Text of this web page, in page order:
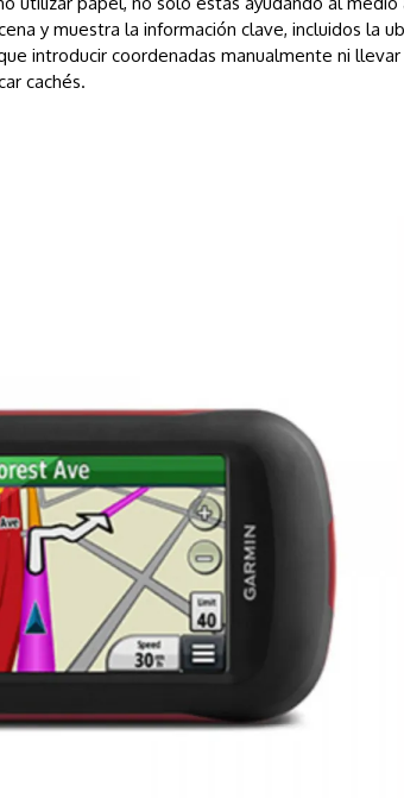
y muestra la información clave, incluidos la
introducir coordenadas manualmente ni
cachés.